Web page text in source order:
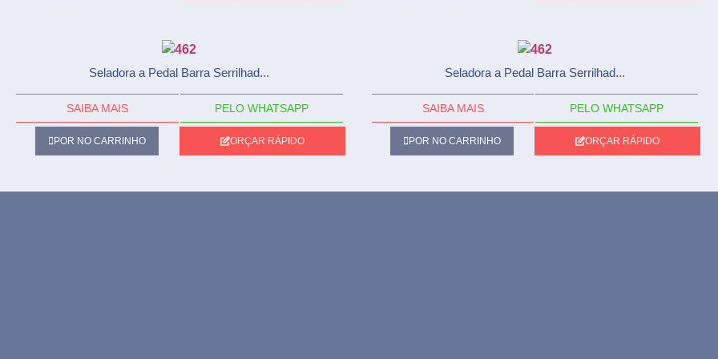
Seladora a Pedal Barra Serrilhad...
SAIBA MAIS PELO WHATSAPP
POR NO CARRINHO ORÇAR RÁPIDO
Seladora a Pedal Barra Serrilhad...
SAIBA MAIS PELO WHATSAPP
POR NO CARRINHO ORÇAR RÁPIDO